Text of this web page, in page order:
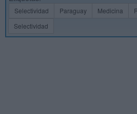
Selectividad Paraguay Medicina
Selectividad